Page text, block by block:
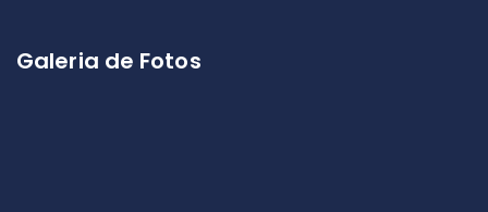
Galeria de Fotos